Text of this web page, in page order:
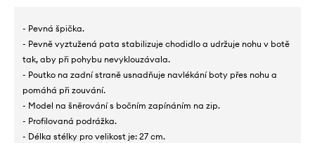
- Pevná špička.
- Pevně vyztužená pata stabilizuje chodidlo a udržuje nohu v botě
tak, aby při pohybu nevyklouzávala.
- Poutko na zadní straně usnadňuje navlékání boty přes nohu a
pomáhá při zouvání.
- Model na šněrování s bočním zapínáním na zip.
- Profilovaná podrážka.
- Délka stélky pro velikost je: 27 cm.